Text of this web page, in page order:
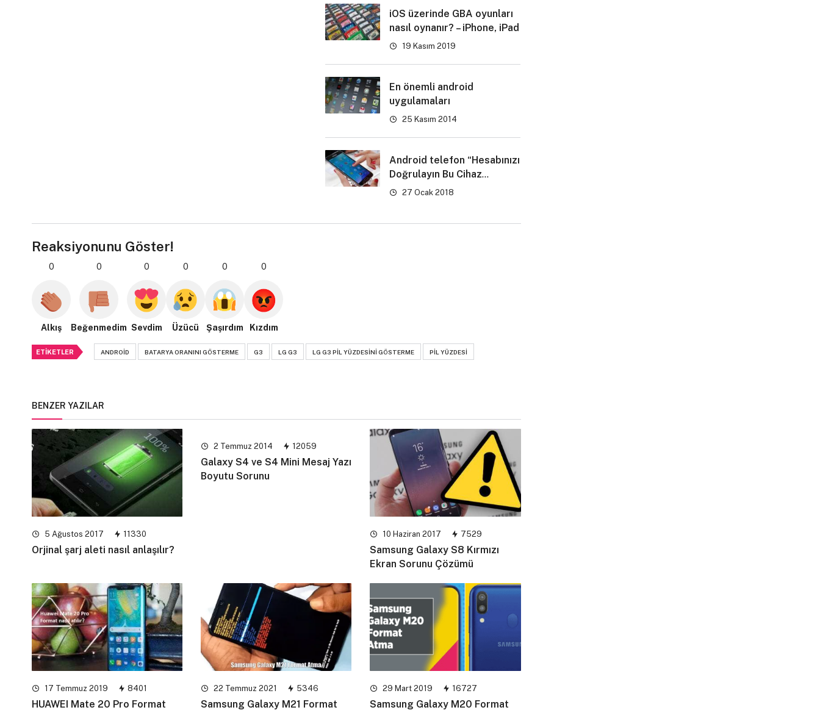
iOS üzerinde GBA oyunları
nasıl oynanır? – iPhone, iPad
19 Kasım 2019
En önemli android
uygulamaları
25 Kasım 2014
Android telefon “Hesabınızı
Doğrulayın Bu Cihaz
Sıfırlandı sorunu” çözümü
27 Ocak 2018
Reaksiyonunu Göster!
0
Alkış
0
Beğenmedim
0
Sevdim
0
Üzücü
0
Şaşırdım
0
Kızdım
ETIKETLER ANDROID BATARYA ORANINI GÖSTERME G3 LG G3 LG G3 PIL YÜZDESINI GÖSTERME PIL YÜZDESI
BENZER YAZILAR
5 Ağustos 2017 11330
Orjinal şarj aleti nasıl anlaşılır?
2 Temmuz 2014 12059
Galaxy S4 ve S4 Mini Mesaj Yazı
Boyutu Sorunu
10 Haziran 2017 7529
Samsung Galaxy S8 Kırmızı
Ekran Sorunu Çözümü
17 Temmuz 2019 8401
HUAWEI Mate 20 Pro Format
22 Temmuz 2021 5346
Samsung Galaxy M21 Format
29 Mart 2019 16727
Samsung Galaxy M20 Format